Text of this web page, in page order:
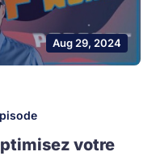
Aug 29, 2024
votre